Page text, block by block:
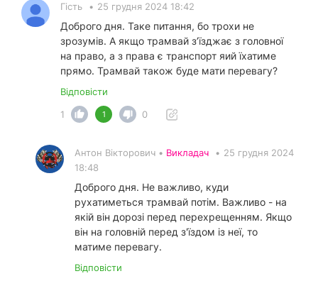
Гість • 25 грудня 2024 18:42
Доброго дня. Таке питання, бо трохи не
зрозумів. А якщо трамвай зʼїзджає з головної
на право, а з права є транспорт яий їхатиме
прямо. Трамвай також буде мати перевагу?
Відповісти
1
1 0
Антон Вікторович • Викладач • 25 грудня 2024
18:48
Доброго дня. Не важливо, куди
рухатиметься трамвай потім. Важливо - на
якій він дорозі перед перехрещенням. Якщо
він на головній перед з'їздом із неї, то
матиме перевагу.
Відповісти